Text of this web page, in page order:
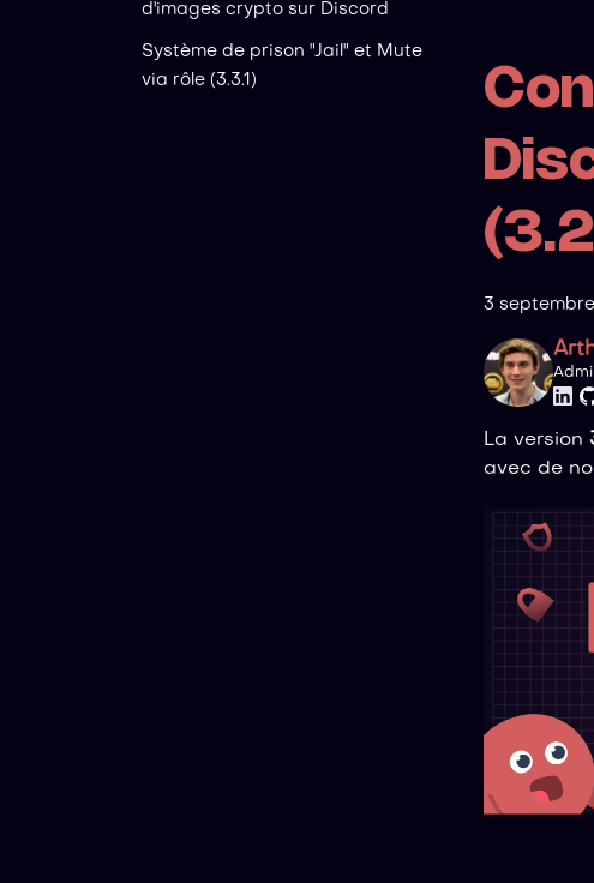
d'images crypto sur Discord
Système de prison "Jail" et Mute
via rôle (3.3.1)
3
La version
avec de